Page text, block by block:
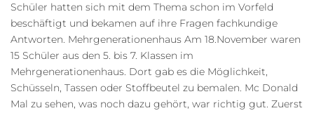
Schüler hatten sich mit dem Thema schon im Vorfeld
beschäftigt und bekamen auf ihre Fragen fachkundige
Antworten. Mehrgenerationenhaus Am 18.November waren
15 Schüler aus den 5. bis 7. Klassen im
Mehrgenerationenhaus. Dort gab es die Möglichkeit,
Schüsseln, Tassen oder Stoffbeutel zu bemalen. Mc Donald
Mal zu sehen, was noch dazu gehört, war richtig gut. Zuerst